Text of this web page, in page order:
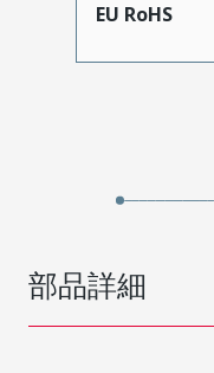
EU RoHS
部品詳細